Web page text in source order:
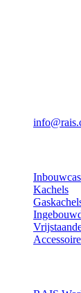
Kachels